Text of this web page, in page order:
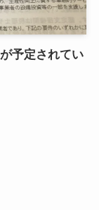
予定されてい